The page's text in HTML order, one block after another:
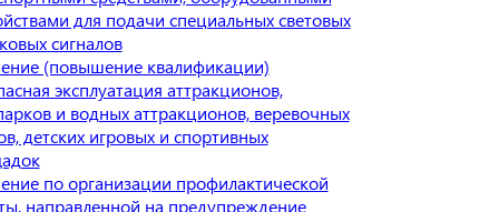
для подачи специальных световых
сигналов
(повышение квалификации)
эксплуатация аттракционов,
и водных аттракционов, веревочных
детских игровых и спортивных
по организации профилактической
направленной на предупреждение